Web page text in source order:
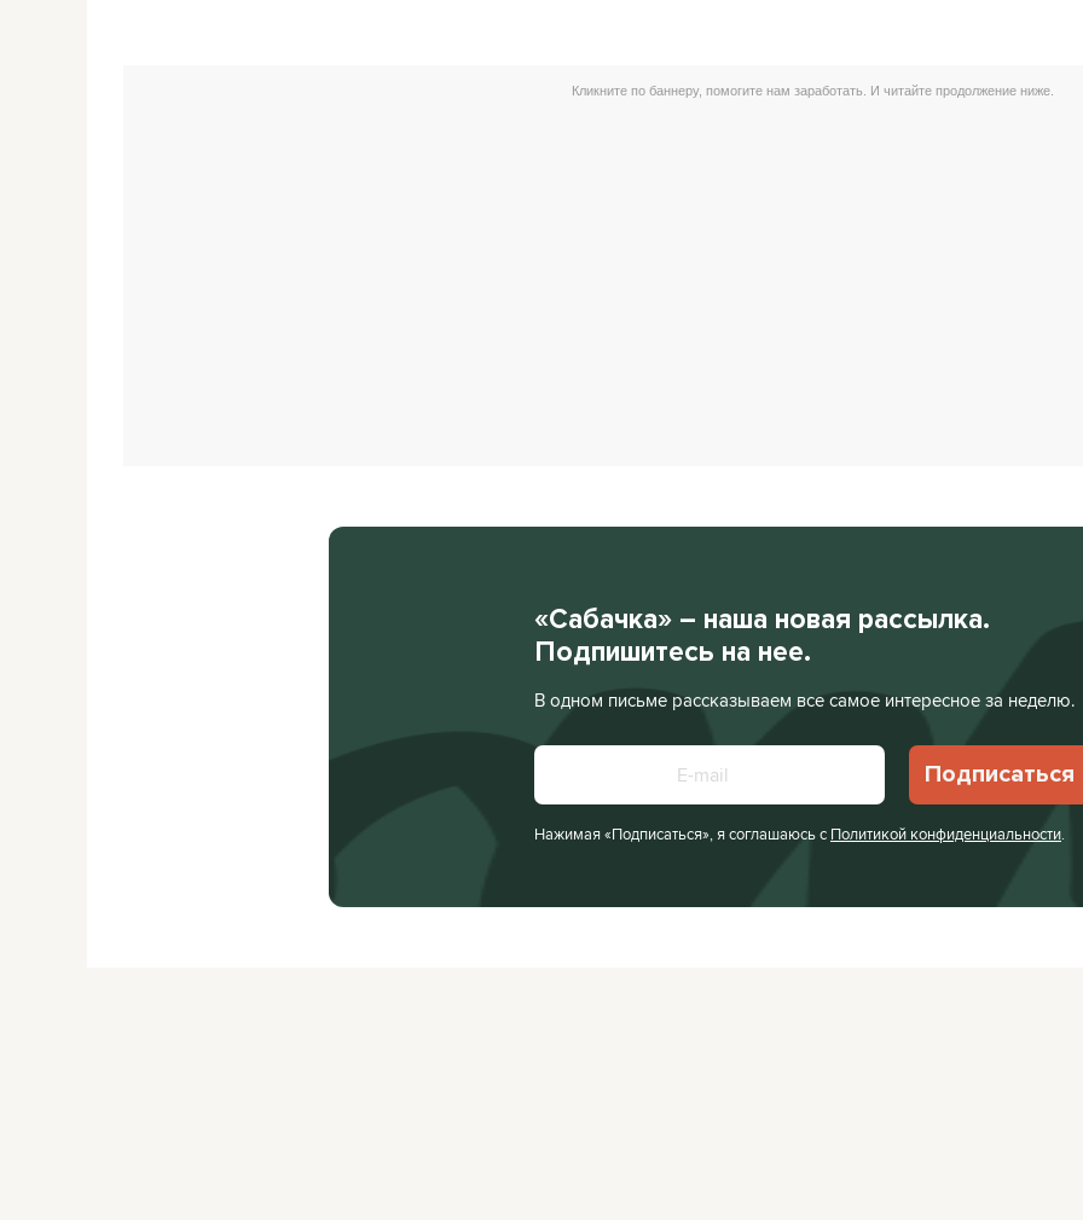
«Сабачка» – наша новая рассылка.
Подпишитесь на нее.
В одном письме рассказываем все самое интересное за неделю.
Подписаться
Нажимая «Подписаться», я соглашаюсь с Политикой конфиденциальности.